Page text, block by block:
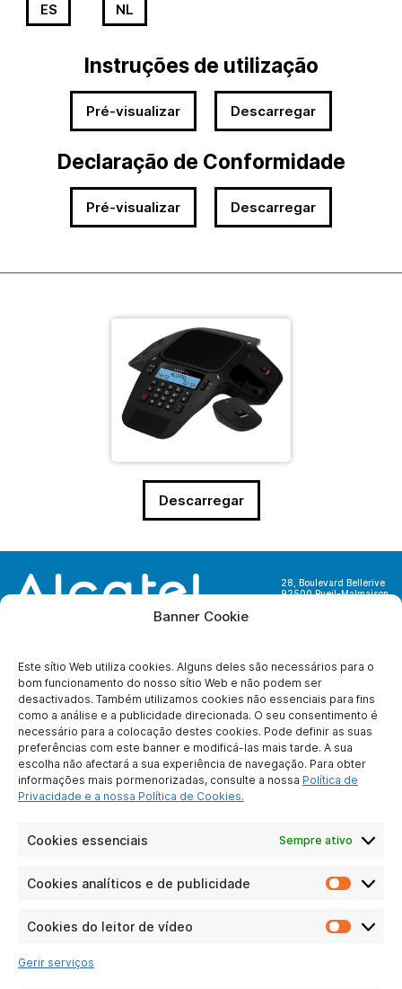
Banner Cookie
Este sítio Web utiliza cookies. Alguns deles são necessários para o
bom funcionamento do nosso sítio Web e não podem ser
desactivados. Também utilizamos cookies não essenciais para fins
como a análise e a publicidade direcionada. O seu consentimento é
necessário para a colocação destes cookies. Pode definir as suas
preferências com este banner e modificá-las mais tarde. A sua
escolha não afectará a sua experiência de navegação. Para obter
informações mais pormenorizadas, consulte a nossa Política de
Privacidade e a nossa Política de Cookies.
Cookies essenciais Sempre ativo
Cookies analíticos e de publicidade
Cookies do leitor de vídeo
Gerir serviços
ES NL
Instruções de utilização
Pré-visualizar Descarregar
Declaração de Conformidade
Pré-visualizar Descarregar
Descarregar
28, Boulevard Bellerive
92500 Rueil-Malmaison
SOBRE NÓS
Quem somos nós ?
Para se tornar
parceiro
Contate-nos
Proteção de dados
Particulares